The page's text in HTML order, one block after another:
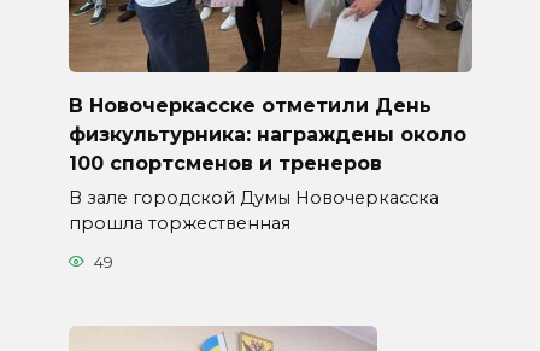
В Новочеркасске отметили День
физкультурника: награждены около
100 спортсменов и тренеров
В зале городской Думы Новочеркасска
прошла торжественная
49